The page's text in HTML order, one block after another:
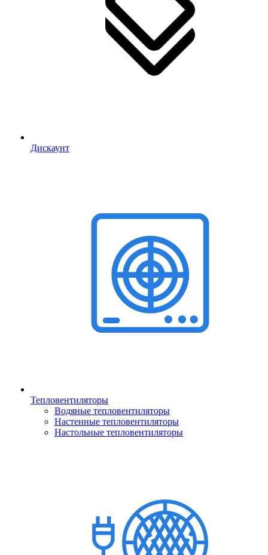
Дискаунт
Тепловентиляторы
Водяные тепловентиляторы
Настенные тепловентиляторы
Настольные тепловентиляторы